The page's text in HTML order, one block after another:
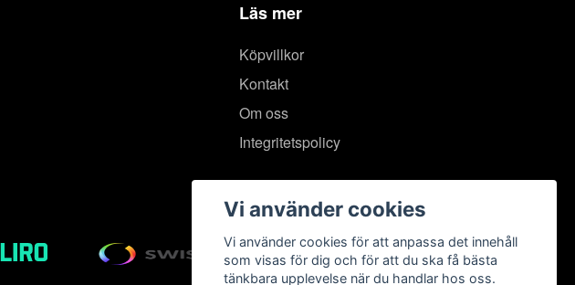
Läs mer
Köpvillkor
Kontakt
Om oss
Integritetspolicy
Vi använder cookies
Vi använder cookies för att anpassa det innehåll
som visas för dig och för att du ska få bästa
tänkbara upplevelse när du handlar hos oss.